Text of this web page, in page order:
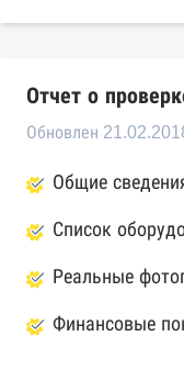
Отчет о
Обновлен
Общие
Список
Реальные
Финансовые